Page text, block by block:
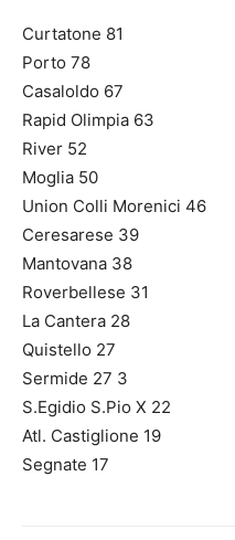
Curtatone 81
Porto 78
Casaloldo 67
Rapid Olimpia 63
River 52
Moglia 50
Union Colli Morenici 46
Ceresarese 39
Mantovana 38
Roverbellese 31
La Cantera 28
Quistello 27
Sermide 27 3
S.Egidio S.Pio X 22
Atl. Castiglione 19
Segnate 17